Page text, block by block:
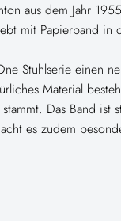
aus dem Jahr
mit Papierband in
Stuhlserie einen
Material
Das Band ist
es zudem